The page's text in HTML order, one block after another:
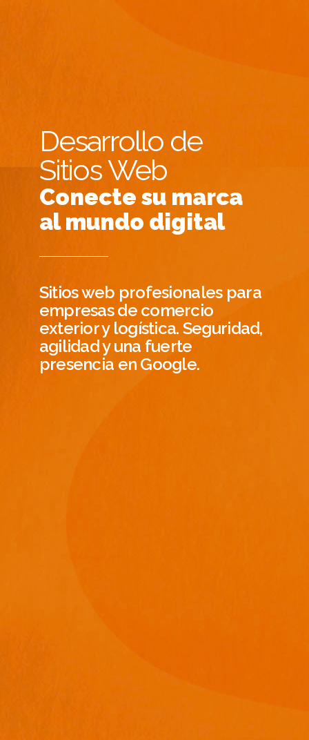
Desarrollo de
Sitios Web
Conecte su marca
al mundo digital
Sitios web profesionales para
empresas de comercio
exterior y logística. Seguridad,
agilidad y una fuerte
presencia en Google.